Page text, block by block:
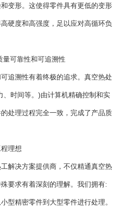
变形。这使得零件具有更低的变形
硬度和高强度，足以应对高循环负
量可靠性和可追溯性
追溯性有着终极的追求。真空热处
时间等。)由计算机精确控制和实
处理过程完全一致，完成了产品质
理想
解决方案提供商，不仅精通真空热
要求有着深刻的理解。我们拥有:
型精密零件到大型零件进行处理。